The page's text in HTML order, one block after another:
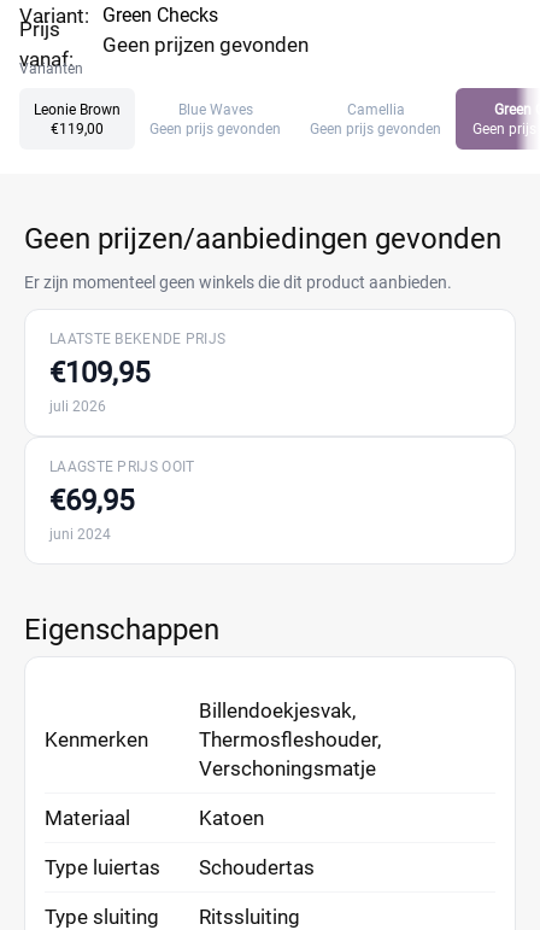
Variant:
Prijs
vanaf:
Green Checks
Geen prijzen gevonden
Varianten
Leonie Brown
€119,00
Blue Waves
Geen prijs gevonden
Camellia
Geen prijs gevonden
Green
Geen
Geen prijzen/aanbiedingen gevonden
Er zijn momenteel geen winkels die dit product aanbieden.
LAATSTE BEKENDE PRIJS
€109,95
juli 2026
LAAGSTE PRIJS OOIT
€69,95
juni 2024
Eigenschappen
Kenmerken
Billendoekjesvak,
Thermosfleshouder,
Verschoningsmatje
Materiaal Katoen
Type luiertas Schoudertas
Type sluiting Ritssluiting